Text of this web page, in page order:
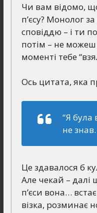
Чи вам відомо,
п’єсу? Монолог
сповіддю – і ти
потім – не
моменті тебе
Ось цитата, яка
“Я була
не
Це здавалося б
Але чекай – далі
п’єси вона…
візка, розминає